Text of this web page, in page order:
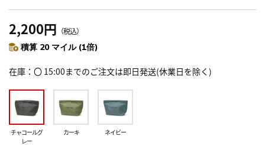
2,200円 （税込）
積算 20 マイル (1倍)
在庫 〇 15:00までのご注文は即日発送(休業日を除く)
チャコールグ
レー
カーキ ネイビー